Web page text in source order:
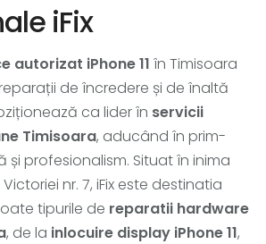
iFix
autorizat iPhone 11 în Timisoara
de încredere și de înaltă
ca lider în servicii
Timisoara, aducând în prim-
profesionalism. Situat în inima
nr. 7, iFix este destinatia
tipurile de reparatii hardware
, de la inlocuire display iPhone 11,